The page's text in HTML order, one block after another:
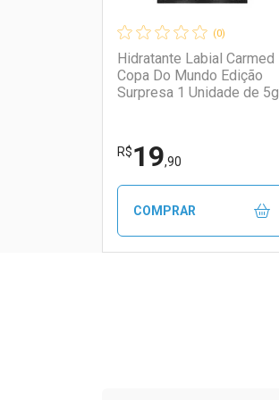
(0)
Hidratante Labial Carmed
Copa Do Mundo Edição
Surpresa 1 Unidade de 5g
R$19,90
COMPRAR